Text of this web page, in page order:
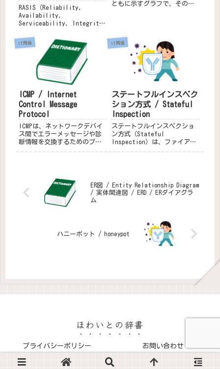
Integrity, Security
RASIS（Reliability,
Availability,
Serviceability, Integrity,
システムの信頼性、可用性、
保守性、完全性、安全性を評
価するための指標です。これ
らの要素...
ともに示すグラフで、その形
障期間 (Decreasing Failure
IT用語
ICMP / Internet
Control Message
Protocol
ICMPは、ネットワークデバイ
ス間でエラーメッセージや診
断情報を交換するためのプロ
するために使用されます。
ICMPは、デ...
IT用語
ステートフルインスペク
ション方式 / Stateful
Inspection
ステートフルインスペクショ
ン方式（Stateful
Inspection）は、ファイアウ
仕組みセッションの監視: TCP
の3-wayハン...
ER図 / Entity Relationship Diagram
/ 実体関連図 / ERD / ERダイアグラ
ム
ハニーポット / honeypot
ほわいとの辞書
プライバシーポリシー お問い合わせ
Copyright © 2024-2026 ほわいとの辞書 All Rights Reserved.